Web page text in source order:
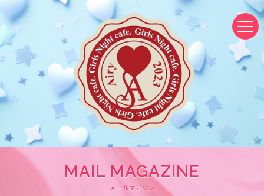
MAIL MAGAZINE
メールマガジン